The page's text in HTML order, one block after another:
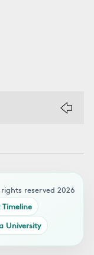
reserved 2026
Timeline
University